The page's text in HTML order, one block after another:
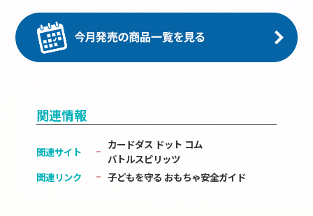
関連情報
関連サイト
カードダス ドット コム
バトルスピリッツ
関連リンク
子どもを守る おもちゃ安全ガイド